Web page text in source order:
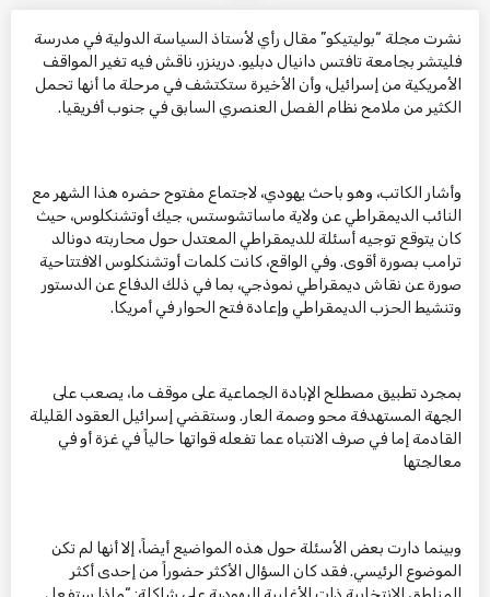
نشرت مجلة “بوليتيكو” مقال رأي لأستاذ السياسة الدولية في مدرسة
فليتشر بجامعة تافتس دانيال دبليو. درينزر، ناقش فيه تغير المواقف
الأمريكية من إسرائيل، وأن الأخيرة ستكتشف في مرحلة ما أنها تحمل
الكثير من ملامح نظام الفصل العنصري السابق في جنوب أفريقيا.
وأشار الكاتب، وهو باحث يهودي، لاجتماع مفتوح حضره هذا الشهر مع
النائب الديمقراطي عن ولاية ماساتشوستس، جيك أوتشنكلوس، حيث
كان يتوقع توجيه أسئلة للديمقراطي المعتدل حول محاربته دونالد
ترامب بصورة أقوى. وفي الواقع، كانت كلمات أوتشنكلوس الافتتاحية
صورة عن نقاش ديمقراطي نموذجي، بما في ذلك الدفاع عن الدستور
وتنشيط الحزب الديمقراطي وإعادة فتح الحوار في أمريكا.
بمجرد تطبيق مصطلح الإبادة الجماعية على موقف ما، يصعب على
الجهة المستهدفة محو وصمة العار. وستقضي إسرائيل العقود القليلة
القادمة إما في صرف الانتباه عما تفعله قواتها حالياً في غزة أو في
معالجتها
وبينما دارت بعض الأسئلة حول هذه المواضيع أيضاً، إلا أنها لم تكن
الموضوع الرئيسي. فقد كان السؤال الأكثر حضوراً من إحدى أكثر